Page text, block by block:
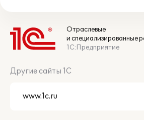
Отраслевые
и специализированные
1С:Предприятие
Другие сайты 1С